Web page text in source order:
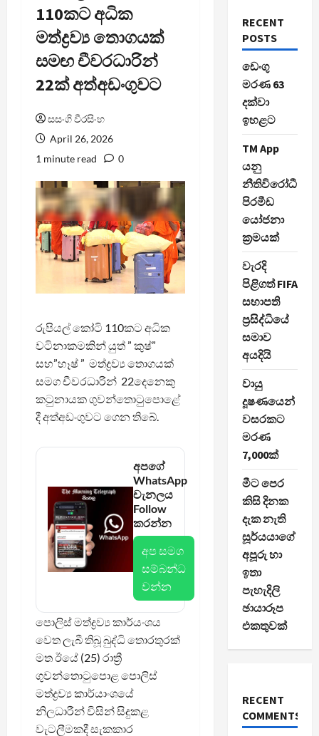
110කට අධික
මත්ද්‍රව්‍ය තොගයක්
සමඟ චීවරධාරින්
22ක් අත්අඩංගුවට
සසංගි වීරසිංහ
April 26, 2026
1 minute read
0
රුපියල් කෝටි 110කට අධික
වටිනාකමකින් යුත් ” කුෂ්”
සහ”හෑෂ් ” මත්ද්‍රව්‍ය තොගයක්
සමග චීවරධාරින් 22දෙනෙකු
කටුනායක ගුවන්තොටුපොළේ
දී අත්අඩංගුවට ගෙන තිබේ.
අපගේ
WhatsApp
චැනලය
Follow
කරන්න
අප සමග
සම්බන්ධ
වන්න
පොලිස් මත්ද්‍රව්‍ය කාර්යංශය
වෙත ලැබී තිබූ බුද්ධි තොරතුරක්
මත ඊයේ (25) රාත්‍රී
ගුවන්තොටුපොළ පොලිස්
මත්ද්‍රව්‍ය කාර්යාංශයේ
නිලධාරීන් විසින් සිදුකළ
වැටලීමකදී සැකකාර
RECENT
POSTS
ඩෙංගු
මරණ 63
දක්වා
ඉහළට
TM App
යනු
නීතිවිරෝධී
පිරමීඩ
යෝජනා
ක්‍රමයක්
වැරදි
පිළිගත් FIFA
සභාපති
ප්‍රසිද්ධියේ
සමාව
අයදියි
වායු
දූෂණයෙන්
වසරකට
මරණ
7,000ක්
මීට පෙර
කිසි දිනක
දැක නැති
සූර්යයාගේ
අපූරු හා
ඉතා
පැහැදිලි
ඡායාරූප
එකතුවක්
RECENT
COMMENTS